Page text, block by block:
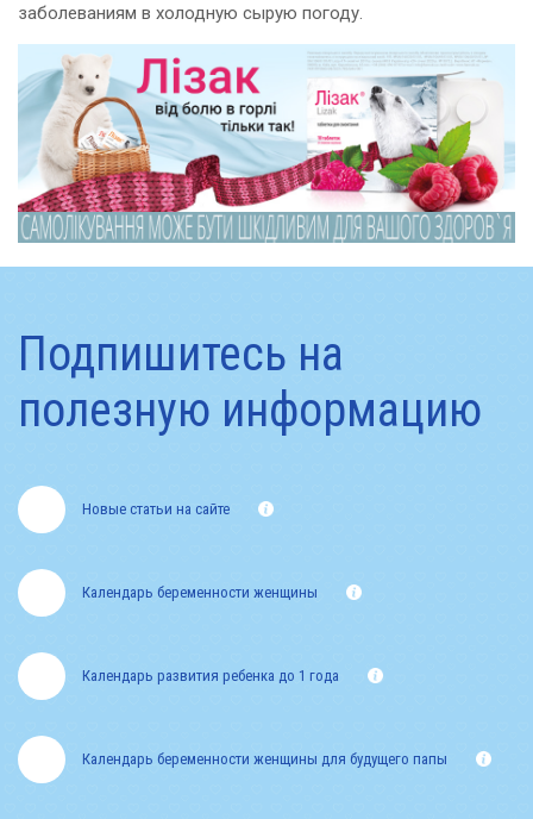
заболеваниям в холодную сырую погоду.
Подпишитесь на
полезную информацию
Новые статьи на сайте
Календарь развития ребенка до 1 года
Календарь беременности женщины
Календарь беременности женщины для будущего папы